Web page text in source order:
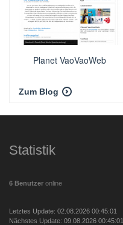
Planet VaoVaoWeb
Zum Blog
Statistik
6 Benutzer online
Letztes Update: 02.08.2026 00:45:01
Nächstes Update: 09.08.2026 00:45:01